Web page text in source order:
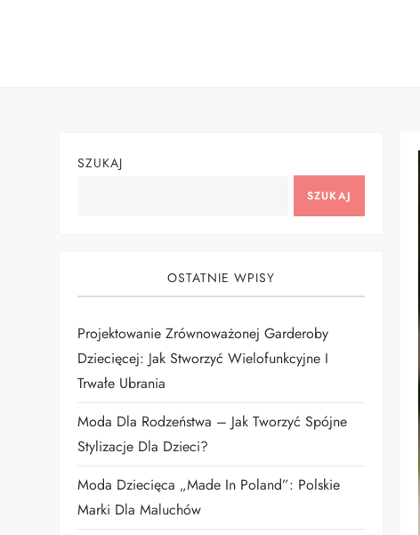
SZUKAJ
SZUKAJ
OSTATNIE WPISY
Projektowanie Zrównoważonej Garderoby
Dziecięcej: Jak Stworzyć Wielofunkcyjne I
Trwałe Ubrania
Moda Dla Rodzeństwa – Jak Tworzyć Spójne
Stylizacje Dla Dzieci?
Moda Dziecięca „Made In Poland”: Polskie
Marki Dla Maluchów